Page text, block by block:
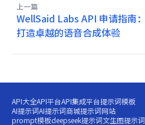
上一篇
WellSaid Labs API 申请指南：
打造卓越的语音合成体验
API大全API平台API集成平台提示词模板
AI提示词AI提示词商城提示词网站
prompt模板deepseek提示词文生图提示词